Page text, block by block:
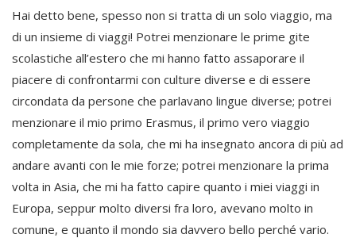
Hai detto bene, spesso non si tratta di un solo viaggio, ma
di un insieme di viaggi! Potrei menzionare le prime gite
scolastiche all’estero che mi hanno fatto assaporare il
piacere di confrontarmi con culture diverse e di essere
circondata da persone che parlavano lingue diverse; potrei
menzionare il mio primo Erasmus, il primo vero viaggio
completamente da sola, che mi ha insegnato ancora di più ad
andare avanti con le mie forze; potrei menzionare la prima
volta in Asia, che mi ha fatto capire quanto i miei viaggi in
Europa, seppur molto diversi fra loro, avevano molto in
comune, e quanto il mondo sia davvero bello perché vario.